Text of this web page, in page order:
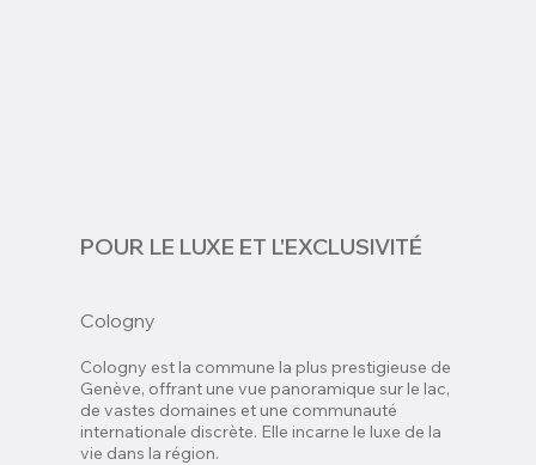
POUR LE LUXE ET L'EXCLUSIVITÉ
Cologny
Cologny est la commune la plus prestigieuse de
Genève, offrant une vue panoramique sur le lac,
de vastes domaines et une communauté
internationale discrète. Elle incarne le luxe de la
vie dans la région.